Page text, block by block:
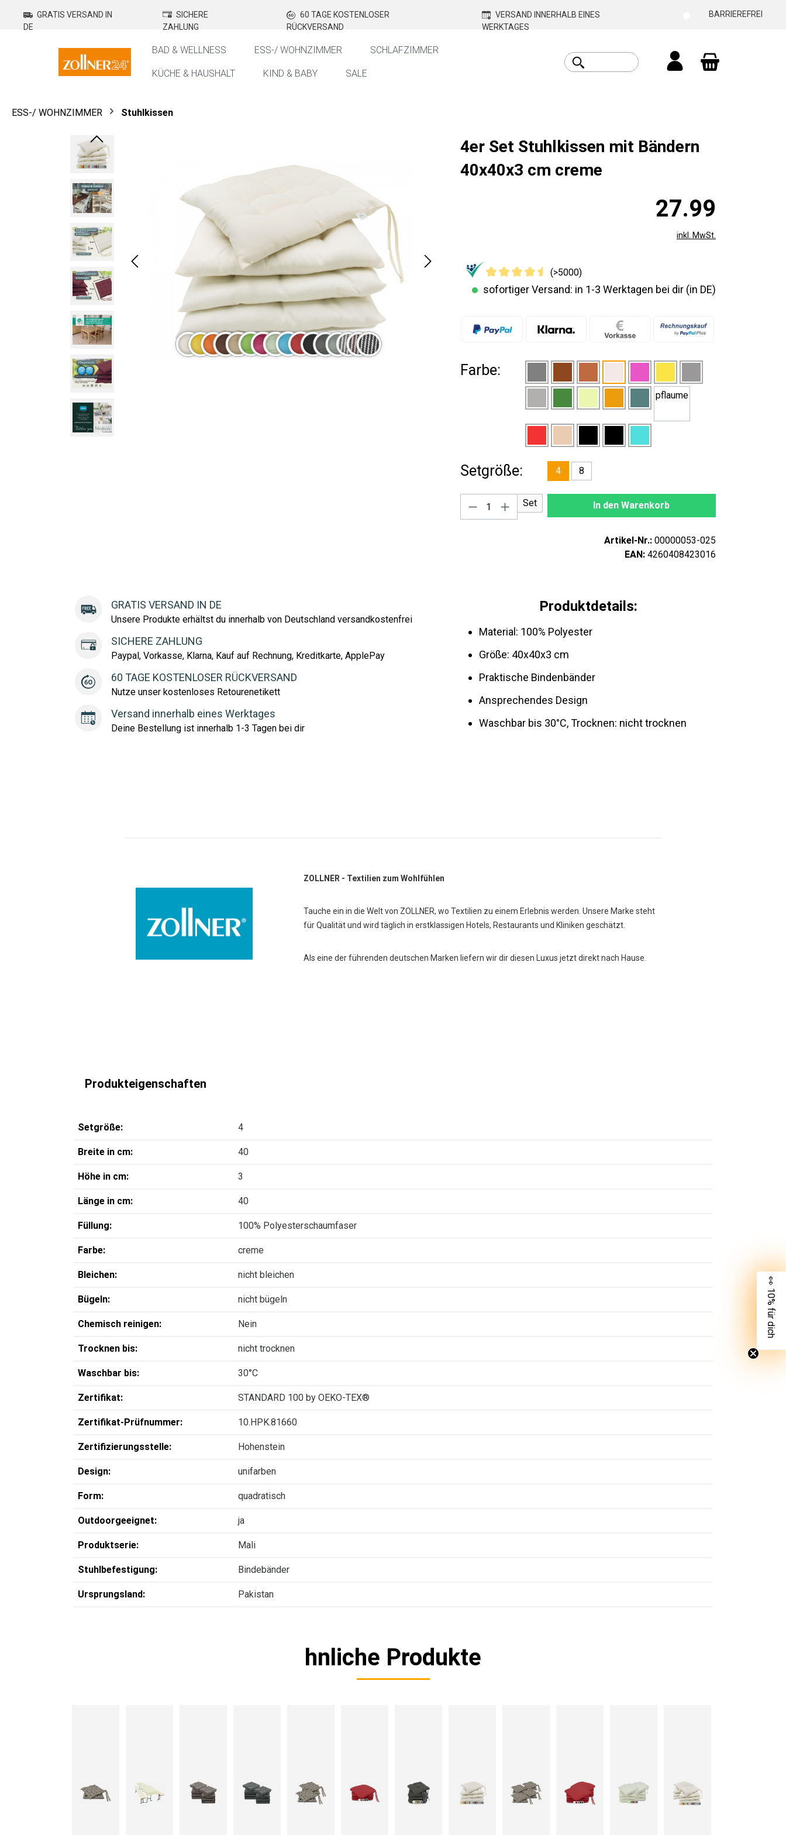
Zur Hauptnavigation springen
GRATIS VERSAND IN
DE
SICHERE
ZAHLUNG
60 TAGE KOSTENLOSER
RÜCKVERSAND
VERSAND INNERHALB EINES
WERKTAGES
BARRIEREFREI
BAD & WELLNESS ESS-/ WOHNZIMMER SCHLAFZIMMER
KÜCHE & HAUSHALT KIND & BABY
SALE
ESS-/ WOHNZIMMER Stuhlkissen
Bildergalerie überspringen
4er Set Stuhlkissen mit Bändern
40x40x3 cm creme
27.99
inkl. MwSt.
(>5000)
sofortiger Versand: in 1-3 Werktagen bei dir (in DE)
Farbe:
pflaume
Setgröße: 4 8
Produkt Anzahl: Gib den gewünschten Wert ein
Set In den Warenkorb
Artikel-Nr.: 00000053-025
EAN: 4260408423016
GRATIS VERSAND IN DE
Unsere Produkte erhältst du innerhalb von Deutschland versandkostenfrei
SICHERE ZAHLUNG
Paypal, Vorkasse, Klarna, Kauf auf Rechnung, Kreditkarte, ApplePay
60 TAGE KOSTENLOSER RÜCKVERSAND
Nutze unser kostenloses Retourenetikett
Versand innerhalb eines Werktages
Deine Bestellung ist innerhalb 1-3 Tagen bei dir
Produktdetails:
Material: 100% Polyester
Größe: 40x40x3 cm
Praktische Bindenbänder
Ansprechendes Design
Waschbar bis 30°C, Trocknen: nicht trocknen
ZOLLNER - Textilien zum Wohlfühlen
Tauche ein in die Welt von ZOLLNER, wo Textilien zu einem Erlebnis werden. Unsere Marke steht
für Qualität und wird täglich in erstklassigen Hotels, Restaurants und Kliniken geschätzt.
Als eine der führenden deutschen Marken liefern wir dir diesen Luxus jetzt direkt nach Hause.
Produkteigenschaften
Setgröße: 4
Breite in cm: 40
Höhe in cm: 3
Länge in cm: 40
Füllung: 100% Polyesterschaumfaser
Farbe: creme
Bleichen: nicht bleichen
Bügeln: nicht bügeln
Chemisch reinigen: Nein
Trocknen bis: nicht trocknen
Waschbar bis: 30°C
Zertifikat: STANDARD 100 by OEKO-TEX®
Zertifikat-Prüfnummer: 10.HPK.81660
Zertifizierungsstelle: Hohenstein
Design: unifarben
Form: quadratisch
Outdoorgeeignet: ja
Produktserie: Mali
Stuhlbefestigung: Bindebänder
Ursprungsland: Pakistan
hnliche Produkte
👀 10% für dich